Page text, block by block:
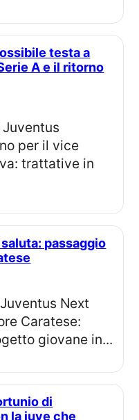
A e il ritorno
per il vice
trattative in
Caratese:
giovane in...
la juve che